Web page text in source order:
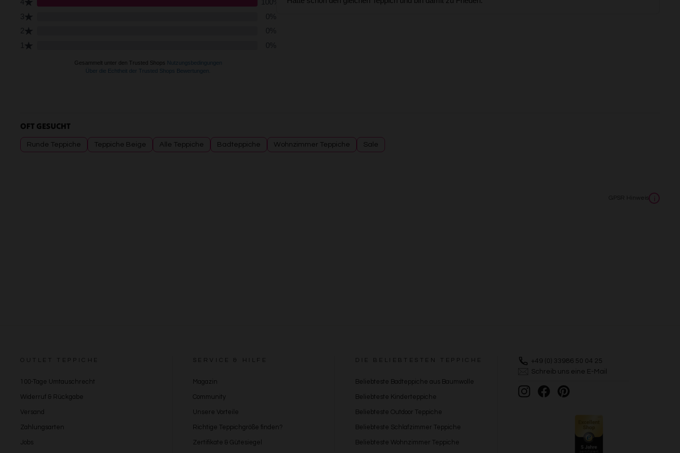
OFT GESUCHT
Runde Teppiche Teppiche Beige Alle Teppiche Badteppiche Wohnzimmer Teppiche Sale
GPSR Hinweis i
OUTLET TEPPICHE
100-Tage Umtauschrecht
Widerruf & Rückgabe
Versand
Zahlungsarten
Jobs
SERVICE & HILFE
Magazin
Community
Unsere Vorteile
Richtige Teppichgröße finden?
Zertifikate & Gütesiegel
DIE BELIEBTESTEN TEPPICHE
Beliebteste Badteppiche aus Baumwolle
Beliebteste Kinderteppiche
Beliebteste Outdoor Teppiche
Beliebteste Schlafzimmer Teppiche
Beliebteste Wohnzimmer Teppiche
+49 (0) 33986 50 04 25
Schreib uns eine E-Mail
Instagram
FacebookPinterest